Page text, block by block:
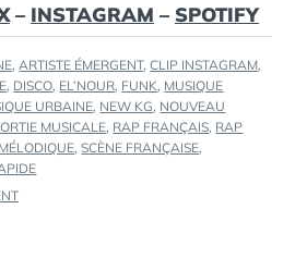
– INSTAGRAM – SPOTIFY
, ARTISTE ÉMERGENT,CLIP INSTAGRAM,
, DISCO, EL’NOUR, FUNK, MUSIQUE
URBAINE, NEW KG, NOUVEAU
MUSICALE, RAP FRANÇAIS, RAP
,SCÈNE FRANÇAISE,
ON